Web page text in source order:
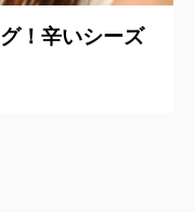
！辛いシーズ